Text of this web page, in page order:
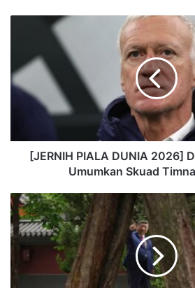
[JERNIH PIALA DUNIA 2026]
Umumkan Skuad